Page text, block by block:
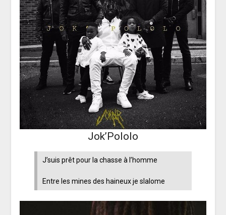
Jok’Pololo
J’suis prêt pour la chasse à l’homme
Entre les mines des haineux je slalome